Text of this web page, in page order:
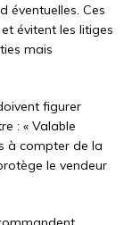
éventuelles. Ces
évitent les litiges
mais
figurer
: « Valable
à compter de la
le vendeur